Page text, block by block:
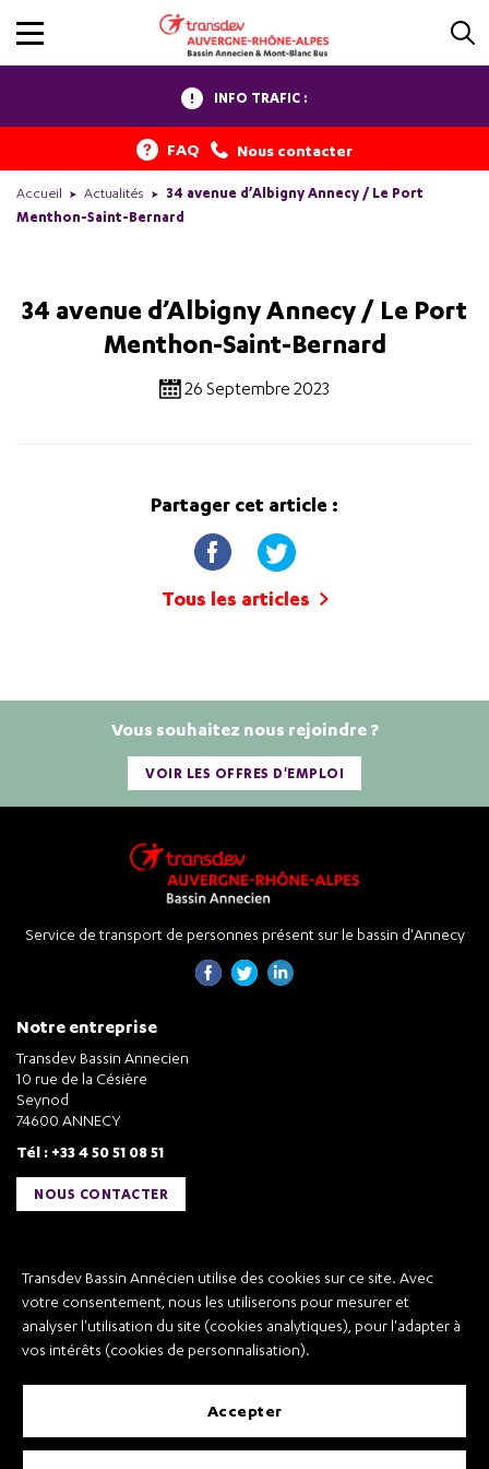
Transdev Bassin Annécien utilise des cookies sur ce site. Avec
votre consentement, nous les utiliserons pour mesurer et
analyser l'utilisation du site (cookies analytiques), pour l'adapter à
vos intérêts (cookies de personnalisation).
accepter
INFO TRAFIC :
FAQ Nous contacter
Accueil Actualités
34 avenue d’Albigny Annecy / Le Port
Menthon-Saint-Bernard
34 avenue d’Albigny Annecy / Le Port
Menthon-Saint-Bernard
26 Septembre 2023
Partager cet article :
Tous les articles
Vous souhaitez nous rejoindre ?
VOIR LES OFFRES D'EMPLOI
Service de transport de personnes présent sur le bassin d'Annecy
Notre entreprise
Transdev Bassin Annecien
10 rue de la Césière
Seynod
74600 ANNECY
Tél : +33 4 50 51 08 51
NOUS CONTACTER
Transdev Bassin Annécien
Recrutement